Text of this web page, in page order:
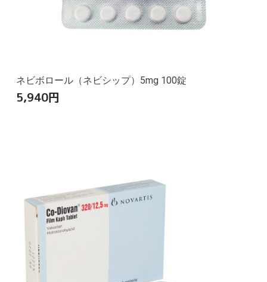
ネビボロール（ネビシップ）5mg 100錠
5,940円